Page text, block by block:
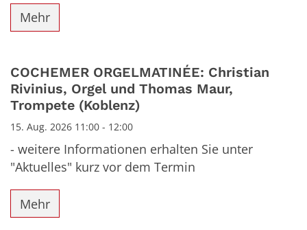
Mehr
COCHEMER ORGELMATINÉE: Christian
Rivinius, Orgel und Thomas Maur,
Trompete (Koblenz)
15. Aug. 2026 11:00 - 12:00
- weitere Informationen erhalten Sie unter
"Aktuelles" kurz vor dem Termin
Mehr